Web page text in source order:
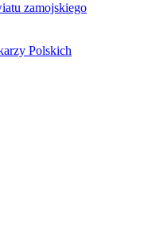
zamojskiego
Polskich